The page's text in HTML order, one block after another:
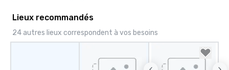
Lieux recommandés
24 autres lieux correspondent à vos besoins